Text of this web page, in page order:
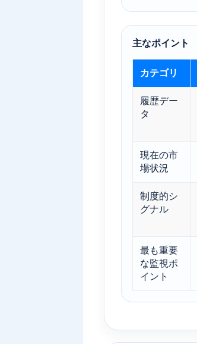
主なポイント
カテゴリ
履歴デー
タ
現在の市
場状況
制度的シ
グナル
最も重要
な監視ポ
イント